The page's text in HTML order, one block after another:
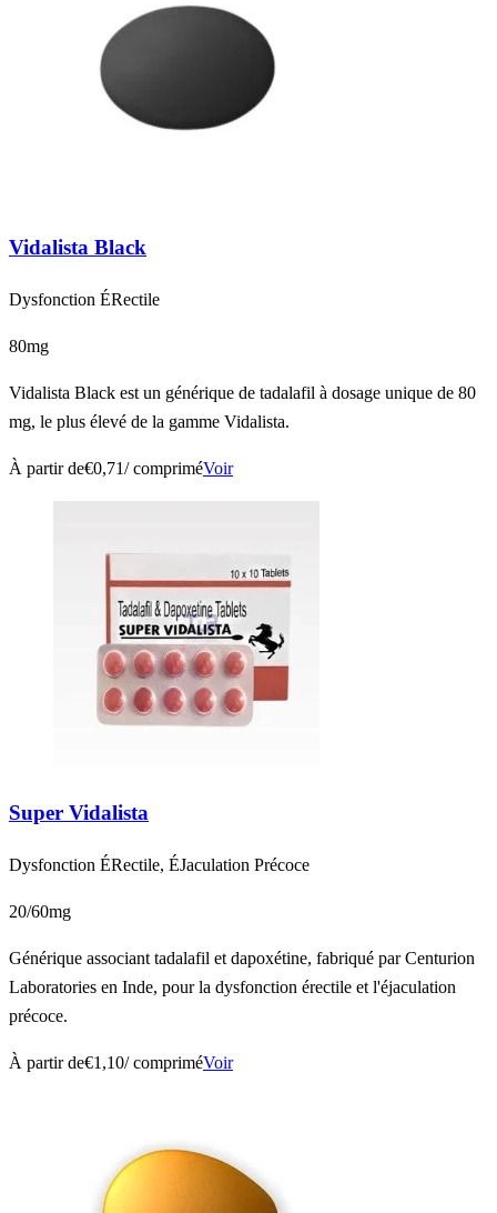
Vidalista Black
Dysfonction ÉRectile
80mg
Vidalista Black est un générique de tadalafil à dosage unique de 80
mg, le plus élevé de la gamme Vidalista.
À partir de€0,71/ compriméVoir
Super Vidalista
Dysfonction ÉRectile, ÉJaculation Précoce
20/60mg
Générique associant tadalafil et dapoxétine, fabriqué par Centurion
Laboratories en Inde, pour la dysfonction érectile et l'éjaculation
précoce.
À partir de€1,10/ compriméVoir